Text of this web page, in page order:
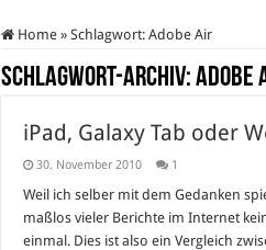
Home » Schlagwort: Adobe Air
Schlagwort-Archiv:Adobe
iPad, Galaxy Tab oder
30. November 2010 1
Weil ich selber mit dem Gedanken
maßlos vieler Berichte im Internet
einmal. Dies ist also ein Vergleich